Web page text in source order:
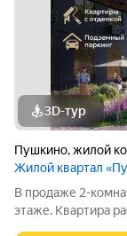
3D-тур
Пушкино,жилой
Жилой квартал
В продаже 2-
этаже. Квартира